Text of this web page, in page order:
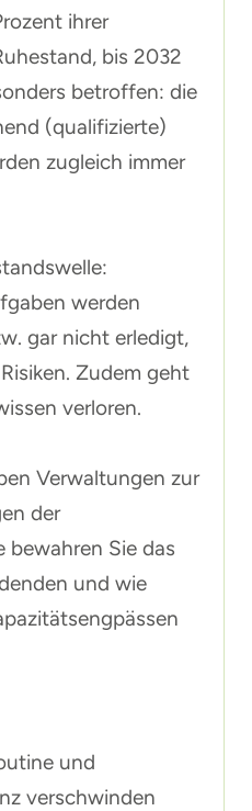
ihrer
bis 2032
betroffen: die
(qualifizierte)
zugleich immer
werden
gar nicht erledigt,
Zudem geht
verloren.
Verwaltungen zur
der
bewahren Sie das
und wie
und
verschwinden